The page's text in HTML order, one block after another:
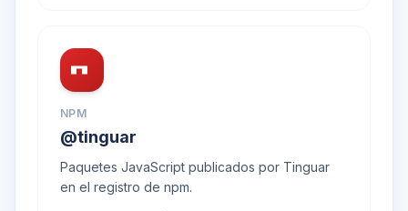
NPM
@tinguar
Paquetes JavaScript publicados por Tinguar
en el registro de npm.